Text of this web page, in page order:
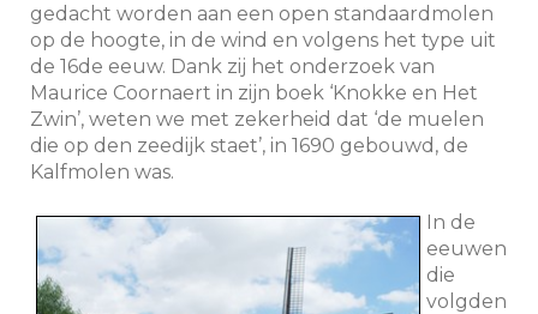
gedacht worden aan een open standaardmolen
op de hoogte, in de wind en volgens het type uit
de 16de eeuw. Dank zij het onderzoek van
Maurice Coornaert in zijn boek ‘Knokke en Het
Zwin’, weten we met zekerheid dat ‘de muelen
die op den zeedijk staet’, in 1690 gebouwd, de
Kalfmolen was.
In de
eeuwen
die
volgden